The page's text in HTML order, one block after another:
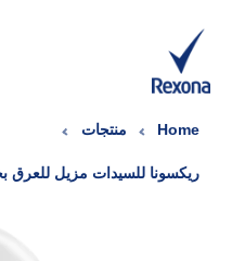
Home منتجات
ريكسونا للسيدات مزيل للعرق